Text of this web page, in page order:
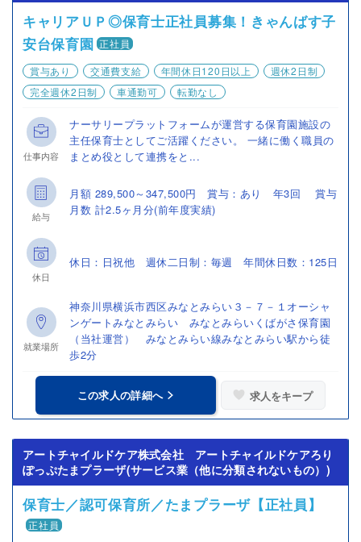
キャリアＵＰ◎保育士正社員募集！きゃんばす子
安台保育園 正社員
賞与あり
交通費支給 年間休日120日以上
週休2日制
完全週休2日制
車通勤可 転勤なし
仕事内容
ナーサリープラットフォームが運営する保育園施設の
主任保育士としてご活躍ください。 一緒に働く職員の
まとめ役として連携をと...
給与
月額 289,500～347,500円 賞与：あり 年3回 賞与
月数 計2.5ヶ月分(前年度実績)
休日
休日：日祝他 週休二日制：毎週 年間休日数：125日
就業場所
神奈川県横浜市西区みなとみらい３－７－１オーシャ
ンゲートみなとみらい みなとみらいくばがさ保育園
（当社運営） みなとみらい線みなとみらい駅から徒
歩2分
この求人の詳細へ 求人をキープ
アートチャイルドケア株式会社 アートチャイルドケアろり
ぽっぷたまプラーザ(サービス業（他に分類されないもの）)
保育士／認可保育所／たまプラーザ【正社員】
正社員